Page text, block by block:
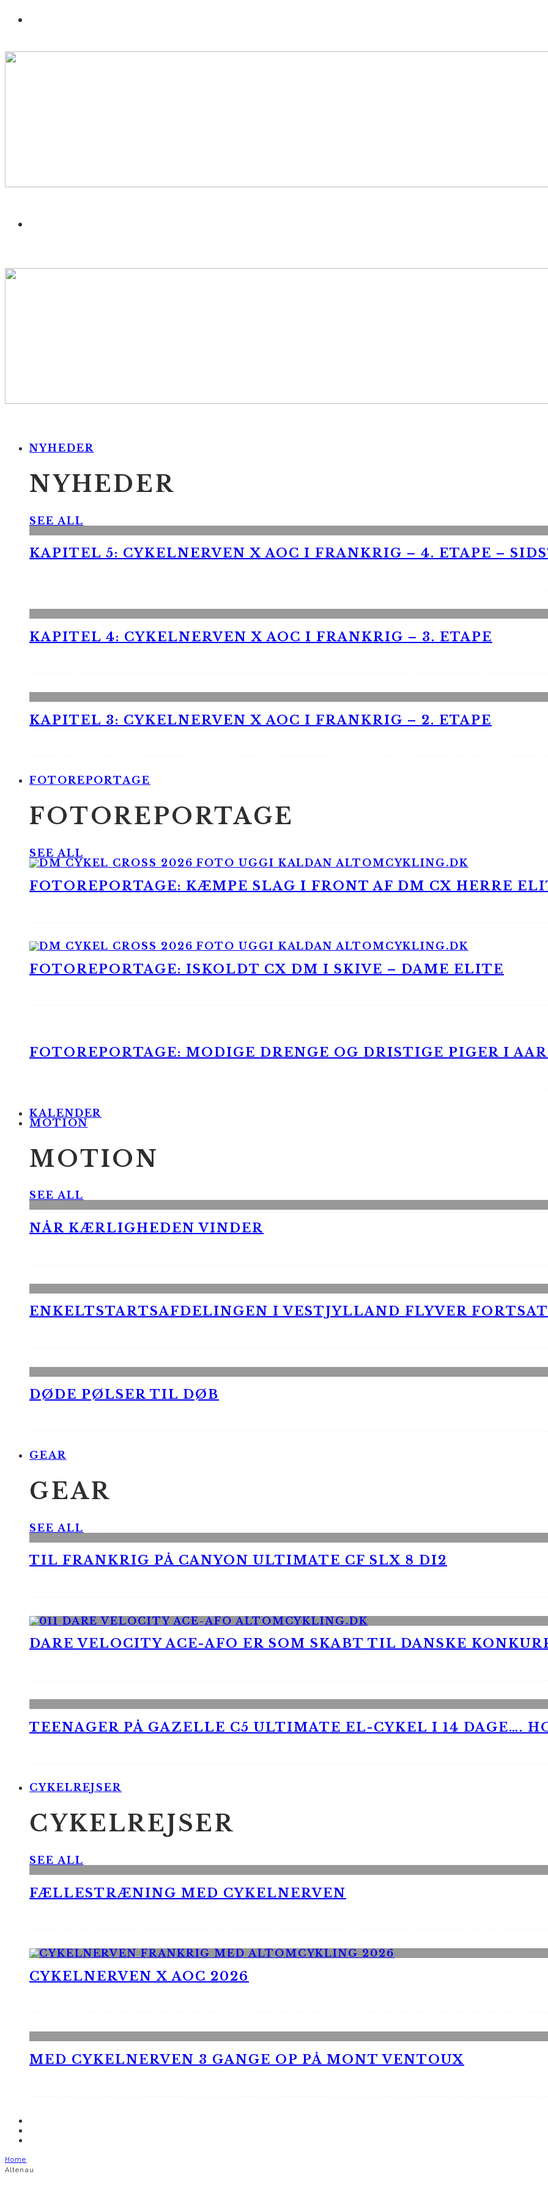
NYHEDER
NYHEDER
SEE ALL
KAPITEL 5: CYKELNERVEN X AOC I FRANKRIG – 4. ETAPE –
KAPITEL 4: CYKELNERVEN X AOC I FRANKRIG – 3. ETAPE
KAPITEL 3: CYKELNERVEN X AOC I FRANKRIG – 2. ETAPE
FOTOREPORTAGE
FOTOREPORTAGE
SEE ALL
FOTOREPORTAGE: KÆMPE SLAG I FRONT AF DM CX HERRE
FOTOREPORTAGE: ISKOLDT CX DM I SKIVE – DAME ELITE
FOTOREPORTAGE: MODIGE DRENGE OG DRISTIGE PIGER I
KALENDER
MOTION
MOTION
SEE ALL
NÅR KÆRLIGHEDEN VINDER
ENKELTSTARTSAFDELINGEN I VESTJYLLAND FLYVER
DØDE PØLSER TIL DØB
GEAR
GEAR
SEE ALL
TIL FRANKRIG PÅ CANYON ULTIMATE CF SLX 8 DI2
DARE VELOCITY ACE-AFO ER SOM SKABT TIL DANSKE
TEENAGER PÅ GAZELLE C5 ULTIMATE EL-CYKEL I 14 DAGE….
CYKELREJSER
CYKELREJSER
SEE ALL
FÆLLESTRÆNING MED CYKELNERVEN
CYKELNERVEN X AOC 2026
MED CYKELNERVEN 3 GANGE OP PÅ MONT VENTOUX
Home
Altenau